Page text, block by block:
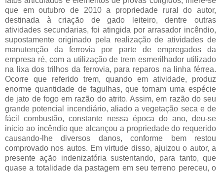
que em outubro de 2010 a propriedade rural do autor,
destinada à criação de gado leiteiro, dentre outras
atividades secundarias, foi atingida por arrasador incêndio,
supostamente originado pela realização de atividades de
manutenção da ferrovia por parte de empregados da
empresa ré, com a utilização de trem esmerilhador utilizado
na lixa dos trilhos da ferrovia, para reparos na linha férrea.
Ocorre que referido trem, quando em atividade, produz
enorme quantidade de fagulhas, que tornam uma espécie
de jato de fogo em razão do atrito. Assim, em razão do seu
grande potencial incendiário, aliado a vegetação seca e de
fácil combustão, constante nessa época do ano, deu-se
inicio ao incêndio que alcançou a propriedade do requerido
causando-lhe diversos danos, conforme bem restou
comprovado nos autos. Em virtude disso, ajuizou o autor, a
presente ação indenizatória sustentando, para tanto, que
quase a totalidade da pastagem em seu terreno pereceu, o